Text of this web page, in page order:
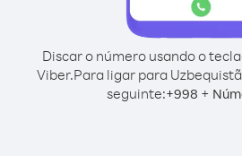
Discar o número usando o
Viber.Para ligar para
seguinte:+998 +